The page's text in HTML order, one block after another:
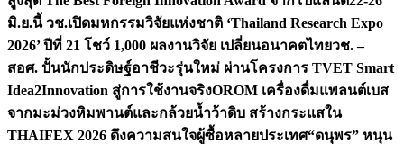
มิ.ย.นี้ วช.เปิดมหกรรมวิจัยแห่งชาติ ‘Thailand Research Expo
2026’ ปีที่ 21 โชว์ 1,000 ผลงานวิจัย เปลี่ยนอนาคตไทยวช. –
สอศ. ปั้นนักประดิษฐ์อาชีวะรุ่นใหม่ ผ่านโครงการ TVET Smart
Idea2Innovation สู่การใช้งานจริงOROM เครื่องดื่มแพลนต์เบส
จากมะม่วงหิมพานต์และกล้วยน้ำว้าดิบ สร้างกระแสใน
THAIFEX 2026 ดึงความสนใจผู้ซื้อหลายประเทศ“ดนุพร” หนุน